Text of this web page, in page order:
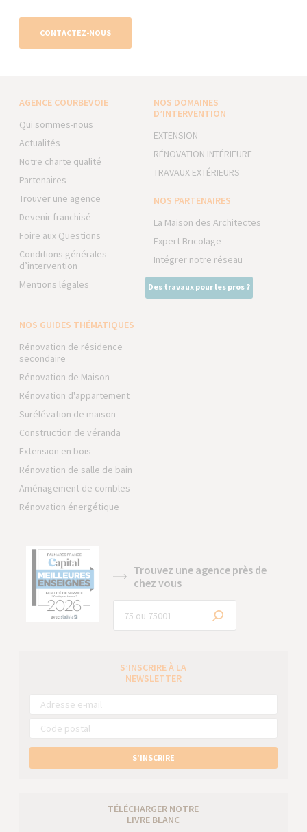
CONTACTEZ-NOUS
AGENCE COURBEVOIE
Qui sommes-nous
Actualités
Notre charte qualité
Partenaires
Trouver une agence
Devenir franchisé
Foire aux Questions
Conditions générales
d’intervention
Mentions légales
NOS DOMAINES
D’INTERVENTION
EXTENSION
RÉNOVATION INTÉRIEURE
TRAVAUX EXTÉRIEURS
NOS PARTENAIRES
La Maison des Architectes
Expert Bricolage
Intégrer notre réseau
Des travaux pour les pros ?
NOS GUIDES THÉMATIQUES
Rénovation de résidence
secondaire
Rénovation de Maison
Rénovation d'appartement
Surélévation de maison
Construction de véranda
Extension en bois
Rénovation de salle de bain
Aménagement de combles
Rénovation énergétique
Trouvez une agence près de
chez vous
S’INSCRIRE À LA
NEWSLETTER
S’INSCRIRE
TÉLÉCHARGER NOTRE
LIVRE BLANC